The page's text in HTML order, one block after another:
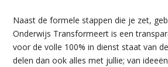
Naast de formele stappen die je zet,
Onderwijs Transformeert is een
voor de volle 100% in dienst staat van
delen dan ook alles met jullie; van
PRAKTISCHE ZAKEN
ONDERWIJS